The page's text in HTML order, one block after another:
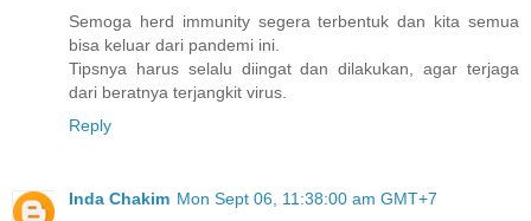
Semoga herd immunity segera terbentuk dan kita semua
bisa keluar dari pandemi ini.
Tipsnya harus selalu diingat dan dilakukan, agar terjaga
dari beratnya terjangkit virus.
Reply
Inda Chakim Mon Sept 06, 11:38:00 am GMT+7